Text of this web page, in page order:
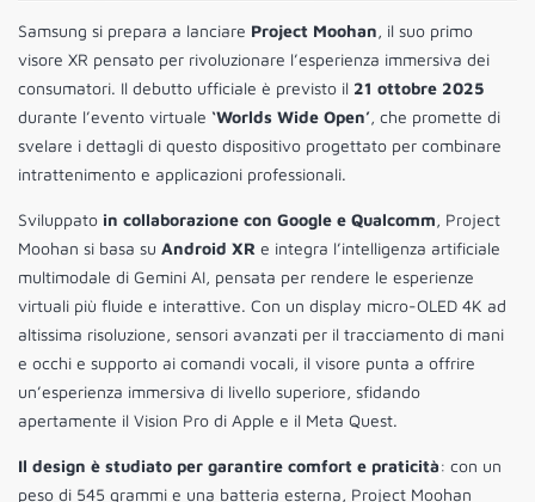
Samsung si prepara a lanciare Project Moohan, il suo primo
visore XR pensato per rivoluzionare l’esperienza immersiva dei
consumatori. Il debutto ufficiale è previsto il 21 ottobre 2025
durante l’evento virtuale ‘Worlds Wide Open’, che promette di
svelare i dettagli di questo dispositivo progettato per combinare
intrattenimento e applicazioni professionali.
Sviluppato in collaborazione con Google e Qualcomm, Project
Moohan si basa su Android XR e integra l’intelligenza artificiale
multimodale di Gemini AI, pensata per rendere le esperienze
virtuali più fluide e interattive. Con un display micro-OLED 4K ad
altissima risoluzione, sensori avanzati per il tracciamento di mani
e occhi e supporto ai comandi vocali, il visore punta a offrire
un’esperienza immersiva di livello superiore, sfidando
apertamente il Vision Pro di Apple e il Meta Quest.
Il design è studiato per garantire comfort e praticità: con un
peso di 545 grammi e una batteria esterna, Project Moohan